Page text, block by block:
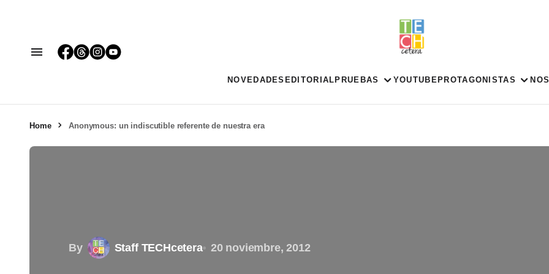
NOVEDADES EDITORIAL PRUEBAS YOUTUBE PROTAGONISTAS
Home Anonymous: un indiscutible referente de nuestra era
By Staff TECHcetera 20 noviembre, 2012